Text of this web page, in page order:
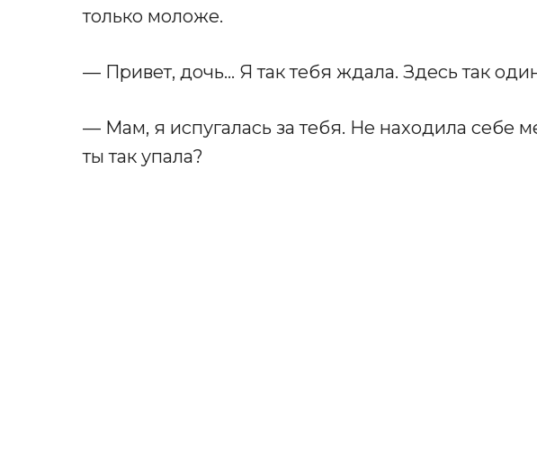
только моложе.
— Привет, дочь… Я так тебя ждала. Здесь так
— Мам, я испугалась за тебя. Не находила себе
ты так упала?